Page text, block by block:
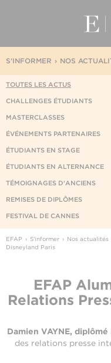
NOS
S'INFORMER
TOUTES LES ACTUS
CHALLENGES ÉTUDIANTS
MASTERCLASSES
ÉVÉNEMENTS PARTENAIRES
ÉTUDIANTS EN STAGE
ÉTUDIANTS EN ALTERNANCE
TÉMOIGNAGES D'ANCIENS
REMISES DE DIPLÔMES
FESTIVAL DE CANNES
EFAP S'informer Nos actualités
Disneyland Paris
EFAP
Relations
Damien VAYNE,
des relations presse